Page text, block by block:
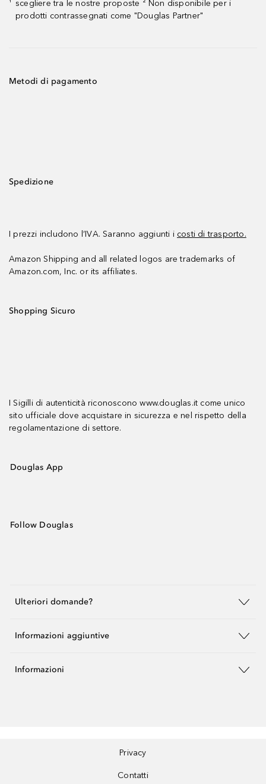
¹
scegliere tra le nostre proposte ² Non disponibile per i
prodotti contrassegnati come "Douglas Partner"
Metodi di pagamento
Spedizione
I prezzi includono l’IVA. Saranno aggiunti i costi di trasporto.
Amazon Shipping and all related logos are trademarks of
Amazon.com, Inc. or its affiliates.
Shopping Sicuro
I Sigilli di autenticità riconoscono www.douglas.it come unico
sito ufficiale dove acquistare in sicurezza e nel rispetto della
regolamentazione di settore.
Douglas App
Follow Douglas
Ulteriori domande?
Informazioni aggiuntive
Informazioni
Privacy
Contatti